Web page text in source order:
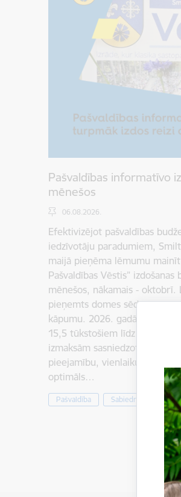
Pašvaldības informatīvo
mēnešos
06.08.2026.
Efektivizējot pašvaldības
iedzīvotāju paradumiem,
maijā pieņēma lēmumu
Pašvaldības Vēstis”
mēnešos, nākamais - oktobrī.
pieņemts domes sēdē,
kāpumu. 2026. gadā
15,5 tūkstošiem līdz 23,4
izmaksām sasniedzot gandrīz
pieejamību, vienlaikus
optimāls…
Pašvaldība Sabiedrība